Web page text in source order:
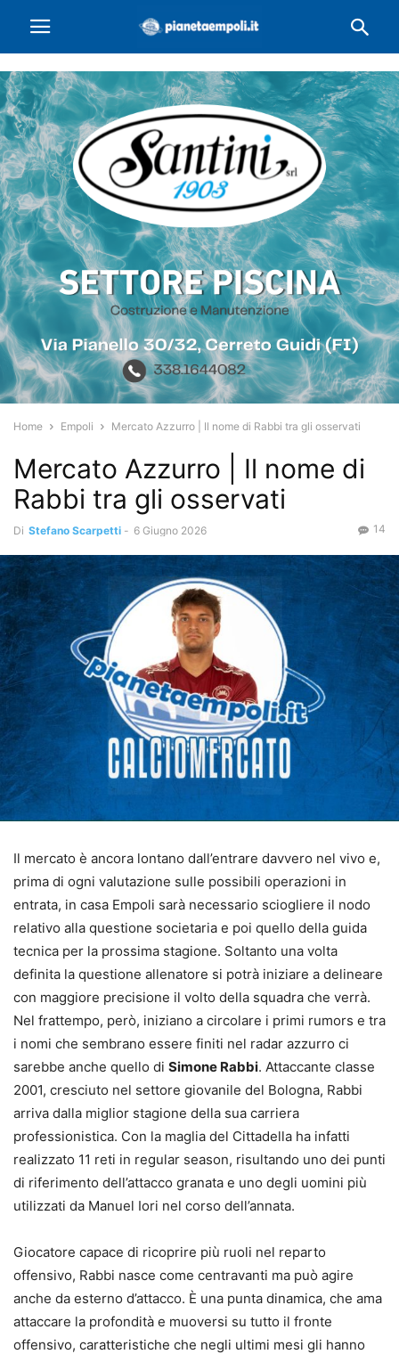
Home Empoli Mercato Azzurro | Il nome di Rabbi tra gli osservati
Mercato Azzurro | Il nome di
Rabbi tra gli osservati
Di Stefano Scarpetti - 6 Giugno 2026 14
Il mercato è ancora lontano dall’entrare davvero nel vivo e,
prima di ogni valutazione sulle possibili operazioni in
entrata, in casa Empoli sarà necessario sciogliere il nodo
relativo alla questione societaria e poi quello della guida
tecnica per la prossima stagione. Soltanto una volta
definita la questione allenatore si potrà iniziare a delineare
con maggiore precisione il volto della squadra che verrà.
Nel frattempo, però, iniziano a circolare i primi rumors e tra
i nomi che sembrano essere finiti nel radar azzurro ci
sarebbe anche quello di Simone Rabbi. Attaccante classe
2001, cresciuto nel settore giovanile del Bologna, Rabbi
arriva dalla miglior stagione della sua carriera
professionistica. Con la maglia del Cittadella ha infatti
realizzato 11 reti in regular season, risultando uno dei punti
di riferimento dell’attacco granata e uno degli uomini più
utilizzati da Manuel Iori nel corso dell’annata.
Giocatore capace di ricoprire più ruoli nel reparto
offensivo, Rabbi nasce come centravanti ma può agire
anche da esterno d’attacco. È una punta dinamica, che ama
attaccare la profondità e muoversi su tutto il fronte
offensivo, caratteristiche che negli ultimi mesi gli hanno